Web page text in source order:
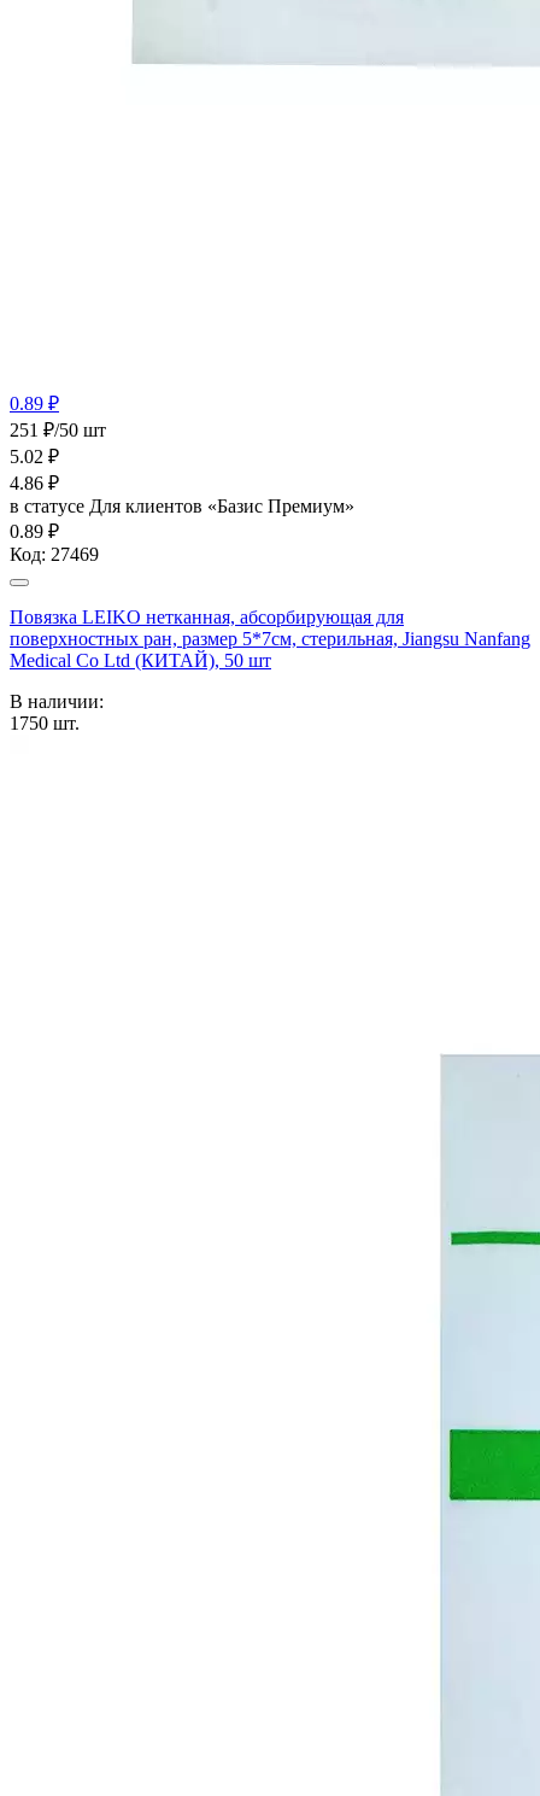
0.89 ₽
251 ₽/50 шт
5.02 ₽
4.86 ₽
в статусе Для клиентов «Базис Премиум»
0.89 ₽
Код: 27469
Повязка LEIKO нетканная, абсорбирующая для
поверхностных ран, размер 5*7см, стерильная, Jiangsu Nanfang
Medical Co Ltd (КИТАЙ), 50 шт
В наличии:
1750 шт.